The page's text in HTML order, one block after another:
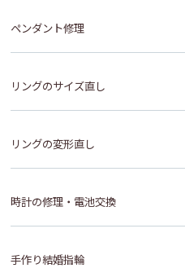
ペンダント修理
リングのサイズ直し
リングの変形直し
時計の修理・電池交換
手作り結婚指輪